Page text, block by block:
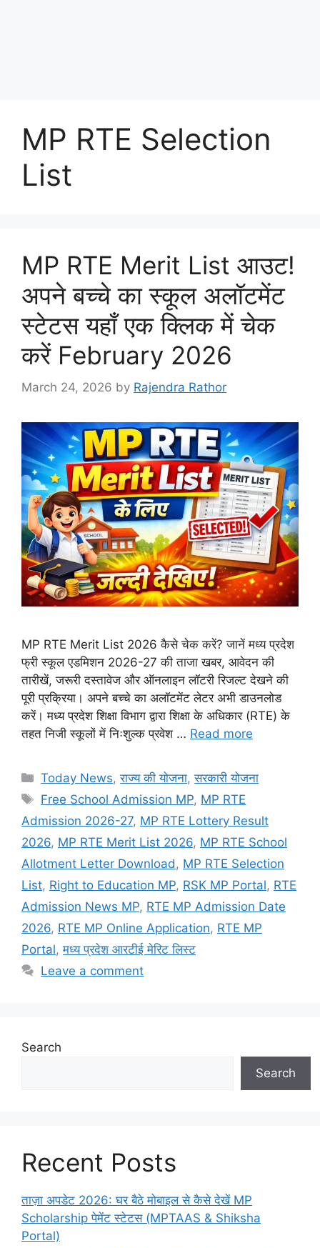
MP RTE Selection
List
MP RTE Merit List आउट!
अपने बच्चे का स्कूल अलॉटमेंट
स्टेटस यहाँ एक क्लिक में चेक
करें February 2026
March 24, 2026 by Rajendra Rathor
MP RTE Merit List 2026 कैसे चेक करें? जानें मध्य प्रदेश
फ्री स्कूल एडमिशन 2026-27 की ताजा खबर, आवेदन की
तारीखें, जरूरी दस्तावेज और ऑनलाइन लॉटरी रिजल्ट देखने की
पूरी प्रक्रिया। अपने बच्चे का अलॉटमेंट लेटर अभी डाउनलोड
करें। मध्य प्रदेश शिक्षा विभाग द्वारा शिक्षा के अधिकार (RTE) के
तहत निजी स्कूलों में निःशुल्क प्रवेश … Read more
Categories
Today News,राज्य की योजना,सरकारी योजना
Tags
Free School Admission MP, MP RTE
Admission 2026-27, MP RTE Lottery Result
2026, MP RTE Merit List 2026, MP RTE School
Allotment Letter Download, MP RTE Selection
List, Right to Education MP, RSK MP Portal, RTE
Admission News MP, RTE MP Admission Date
2026, RTE MP Online Application, RTE MP
Portal,मध्य प्रदेश आरटीई मेरिट लिस्ट
Leave a comment
Search
Search
Recent Posts
ताज़ा अपडेट 2026: घर बैठे मोबाइल से कैसे देखें MP
Scholarship पेमेंट स्टेटस (MPTAAS & Shiksha
Portal)